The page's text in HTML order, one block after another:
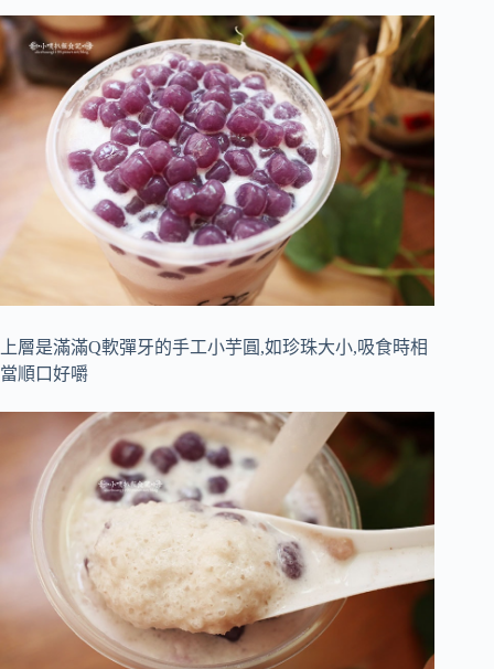
上層是滿滿Q軟彈牙的手工小芋圓,如珍珠大小,吸食時相
當順口好嚼